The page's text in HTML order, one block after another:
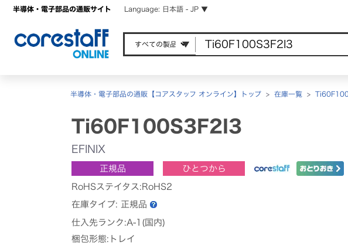
半導体・電子部品の通販サイト Language: 日本語 - JP ▼
半導体・電子部品の通販【コアスタッフ オンライン】トップ > 在庫一覧 >
Ti60F100S3F2I3
EFINIX
正規品 ひとつから
RoHSステイタス:RoHS2
在庫タイプ: 正規品
仕入先ランク:A-1(国内)
梱包形態:トレイ